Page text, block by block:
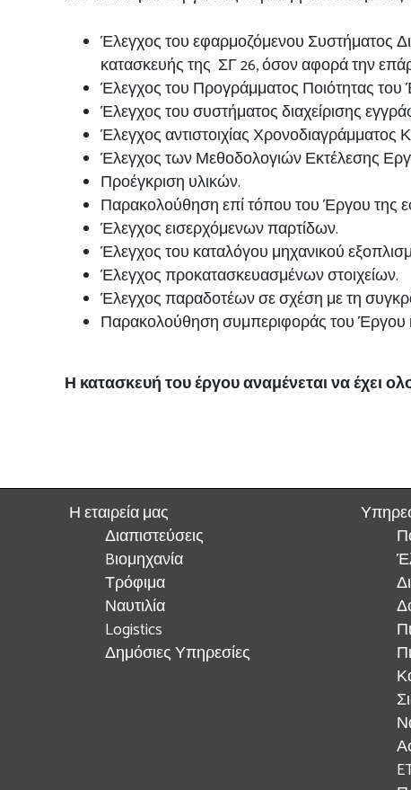
Έλεγχος του εφαρμοζόμενου Συστήματος
κατασκευής της ΣΓ 26, όσον αφορά την
Έλεγχος του Προγράμματος Ποιότητας του
Έλεγχος του συστήματος διαχείρισης
Έλεγχος αντιστοιχίας
Έλεγχος των Μεθοδολογιών Εκτέλεσης
Προέγκριση υλικών.
Παρακολούθηση επί τόπου του Έργου της
Έλεγχος εισερχόμενων παρτίδων.
Έλεγχος του καταλόγου μηχανικού
Έλεγχος προκατασκευασμένων στοιχείων.
Έλεγχος παραδοτέων σε σχέση με τη
Παρακολούθηση συμπεριφοράς του Έργου
Η κατασκευή του έργου αναμένεται να έχει
Η εταιρεία μας
Διαπιστεύσεις
Bιομηχανία
Τρόφιμα
Ναυτιλία
Logistics
Δημόσιες Υπηρεσίες